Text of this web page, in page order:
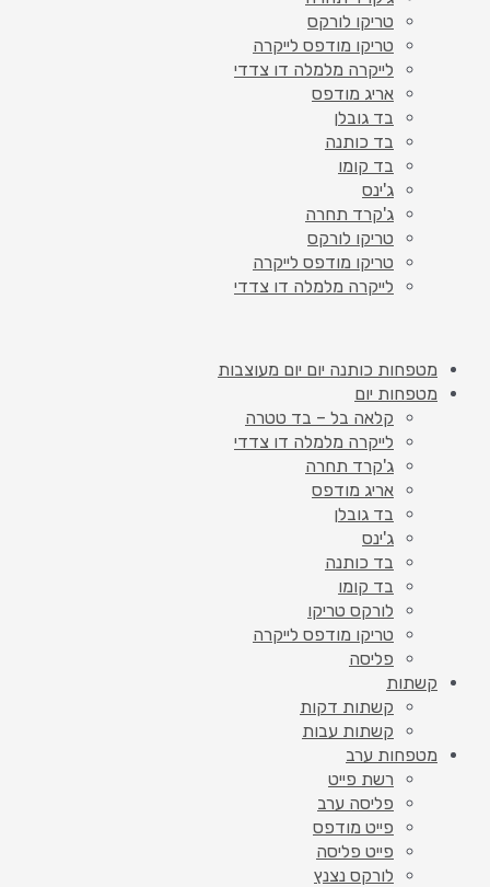
טריקו לורקס
טריקו מודפס לייקרה
לייקרה מלמלה דו צדדי
אריג מודפס
בד גובלן
בד כותנה
בד קומו
ג'ינס
ג'קרד תחרה
טריקו לורקס
טריקו מודפס לייקרה
לייקרה מלמלה דו צדדי
מטפחות כותנה יום יום מעוצבות
מטפחות יום
קלאה בל – בד טטרה
לייקרה מלמלה דו צדדי
ג'קרד תחרה
אריג מודפס
בד גובלן
ג'ינס
בד כותנה
בד קומו
לורקס טריקו
טריקו מודפס לייקרה
פליסה
קשתות
קשתות דקות
קשתות עבות
מטפחות ערב
רשת פייט
פליסה ערב
פייט מודפס
פייט פליסה
לורקס נצנץ